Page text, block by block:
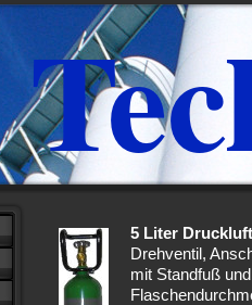
5 Liter
Drehventil,
mit Standfuß